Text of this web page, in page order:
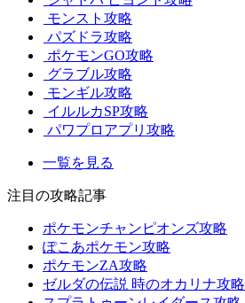
モンスト攻略
パズドラ攻略
ポケモンGO攻略
グラブル攻略
モンギル攻略
イルルカSP攻略
パワプロアプリ攻略
一覧を見る
注目の攻略記事
ポケモンチャンピオンズ攻略
ぽこあポケモン攻略
ポケモンZA攻略
ゼルダの伝説 時のオカリナ攻略